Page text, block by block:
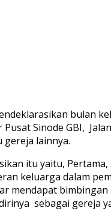
bulan
Sinode GBI,
gereja lainnya.
itu yaitu,
keluarga dalam
mendapat
sebagai gereja